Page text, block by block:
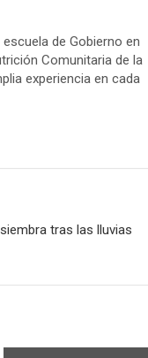
de Gobierno en
Comunitaria de la
experiencia en cada
tras las lluvias